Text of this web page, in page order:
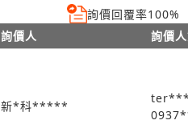
詢價回覆率100%
詢價人 詢價
新*科*****